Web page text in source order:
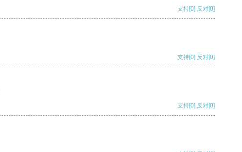
支持[0] 反对[0]
支持[0] 反对[0]
支持[0] 反对[0]